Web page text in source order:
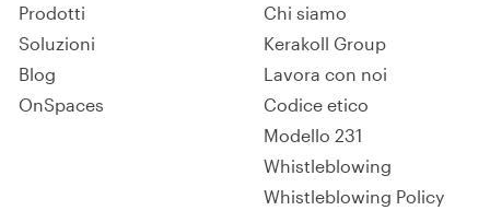
Prodotti
Soluzioni
Blog
OnSpaces
Chi siamo
Kerakoll Group
Lavora con noi
Codice etico
Modello 231
Whistleblowing
Whistleblowing Policy